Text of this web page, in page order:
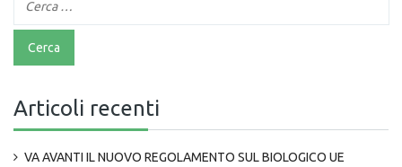
Articoli recenti
VA AVANTI IL NUOVO REGOLAMENTO SUL BIOLOGICO UE